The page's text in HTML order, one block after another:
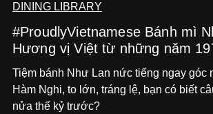
DINING LIBRARY
#ProudlyVietnamese Bánh mì
Hương vị Việt từ những năm
Tiệm bánh Như Lan nức tiếng ngay góc
Hàm Nghi, to lớn, tráng lệ, bạn có biết
nửa thế kỷ trước?